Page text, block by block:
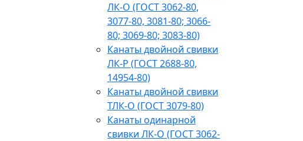
ЛК-О (ГОСТ 3062-80,
3077-80, 3081-80; 3066-
80; 3069-80; 3083-80)
Канаты двойной свивки
ЛК-Р (ГОСТ 2688-80,
14954-80)
Канаты двойной свивки
ТЛК-О (ГОСТ 3079-80)
Канаты одинарной
свивки ЛК-О (ГОСТ 3062-